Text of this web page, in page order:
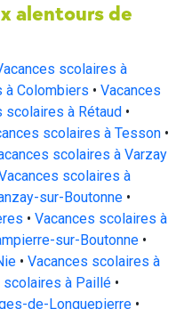
alentours de
scolaires à
à Colombiers • Vacances
scolaires à Rétaud •
scolaires à Tesson •
scolaires à Varzay
scolaires à
sur-Boutonne •
• Vacances scolaires à
sur-Boutonne •
• Vacances scolaires à
scolaires à Paillé •
de-Longuepierre •